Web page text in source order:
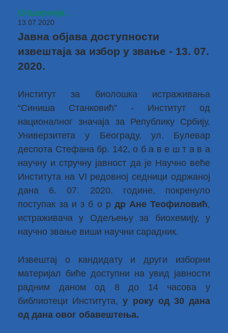
Опширније...
13.07.2020
Јавна објава доступности
извештаја за избор у звање - 13. 07.
2020.
Институт за биолошка истраживања
“Синиша Станковић” - Институт од
националног значаја за Републику Србију,
Универзитета у Београду, ул. Булевар
деспота Стефана бр. 142, о б а в е ш т а в а
научну и стручну јавност да је Научно веће
Института на VI редовној седници одржаној
дана 6. 07. 2020. године, покренуло
поступак за и з б о р др Ане Теофиловић,
истраживача у Одељењу за биохемију, у
научно звање виши научни сарадник.
Извештај о кандидату и други изборни
материјал биће доступни на увид јавности
радним даном од 8 до 14 часова у
библиотеци Института,у року од 30 дана
од дана овог обавештења.